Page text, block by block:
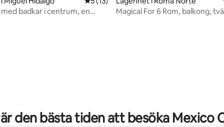
betyg, 39 omdömen
badkar i centrum, en
Magical For 6 Rom, balkong,
den bästa tiden att besöka Mexico